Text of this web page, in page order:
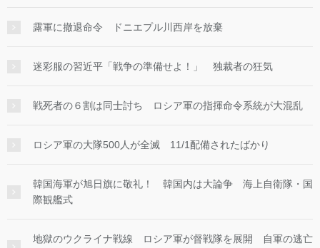
露軍に撤退命令 ドニエプル川西岸を放棄
迷彩服の習近平「戦争の準備せよ！」 独裁者の狂気
戦死者の６割は同士討ち ロシア軍の指揮命令系統が大混乱
ロシア軍の大隊500人が全滅 11/1配備されたばかり
韓国海軍が旭日旗に敬礼！ 韓国内は大論争 海上自衛隊・国
際観艦式
地獄のウクライナ戦線 ロシア軍が督戦隊を展開 自軍の逃亡